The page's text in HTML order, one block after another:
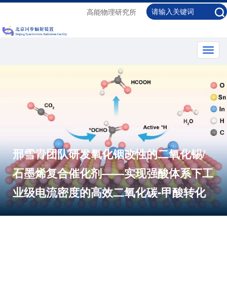
高能物理研究所
邢雪青团队研发氧化铟改性的二氧化锡/
石墨烯复合催化剂——实现强酸体系下工
业级电流密度的高效二氧化碳-甲酸转化